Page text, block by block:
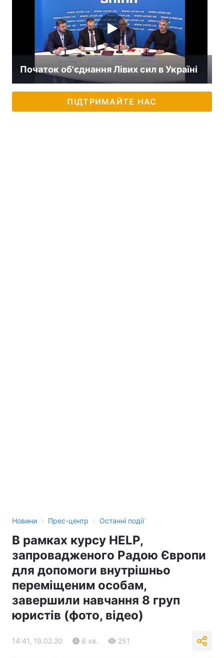
Початок об'єднання Лівих сил в Україні
ПІДТРИМАЙТЕ НАС
Новини › Прес-центр › Останні події
В рамках курсу HELP,
запровадженого Радою Європи
для допомоги внутрішньо
переміщеним особам,
завершили навчання 8 груп
юристів (фото, відео)
14:41, 19.02.20 6 хв. 251